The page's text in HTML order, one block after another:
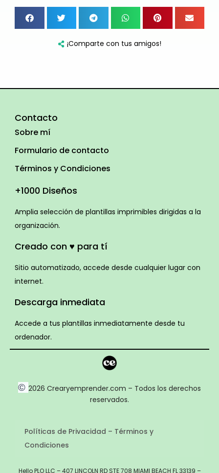
¡Comparte con tus amigos!
Contacto
Sobre mí
Formulario de contacto
Términos y Condiciones
+1000 Diseños
Amplia selección de plantillas imprimibles dirigidas a la
organización.
Creado con ♥ para tí
Sitio automatizado, accede desde cualquier lugar con
internet.
Descarga inmediata
Accede a tus plantillas inmediatamente desde tu
ordenador.
© 2026 Crearyemprender.com – Todos los derechos
reservados.
Políticas de Privacidad – Términos y
Condiciones
Hello PLO LLC – 407 LINCOLN RD STE 708 MIAMI BEACH FL 33139 –